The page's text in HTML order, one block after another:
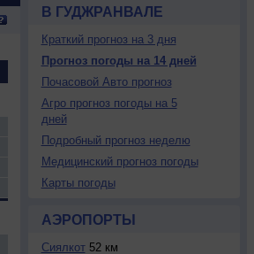
В ГУДЖРАНВАЛЕ
Краткий прогноз на 3 дня
Прогноз погоды на 14 дней
Почасовой Авто прогноз
Агро прогноз погоды на 5
дней
Подробный прогноз неделю
Медицинский прогноз погоды
Карты погоды
АЭРОПОРТЫ
Сиялкот52 км